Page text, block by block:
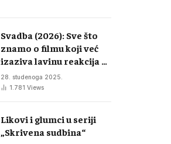
Svadba (2026): Sve što
znamo o filmu koji već
izaziva lavinu reakcija u
regiji
28. studenoga 2025.
1.781 Views
Likovi i glumci u seriji
„Skrivena sudbina“